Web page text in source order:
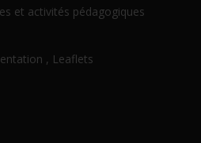
et activités pédagogiques
, Leaflets